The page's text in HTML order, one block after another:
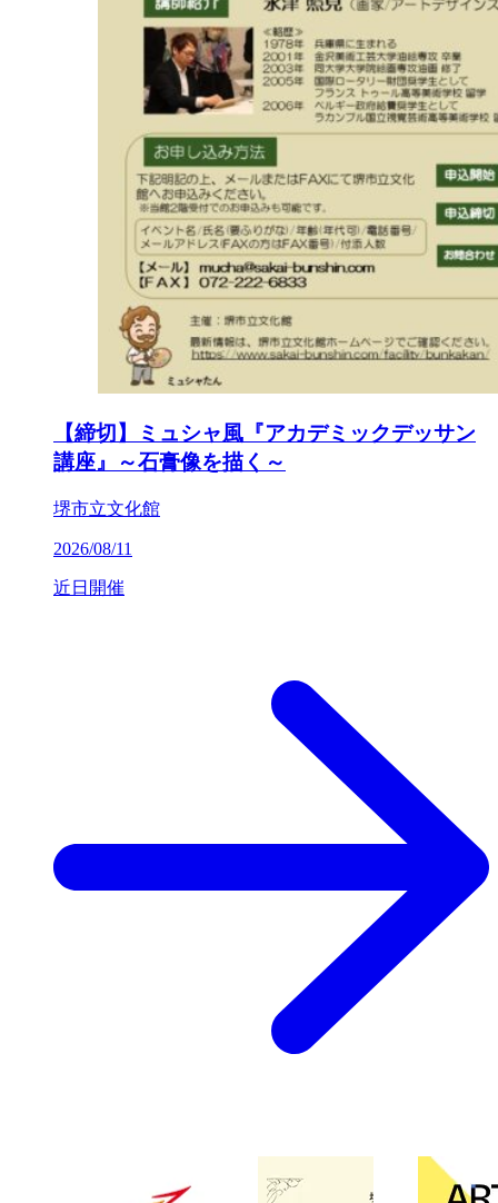
【締切】ミュシャ風『アカデミックデッサン
講座』～石膏像を描く～
堺市立文化館
2026/08/11
近日開催